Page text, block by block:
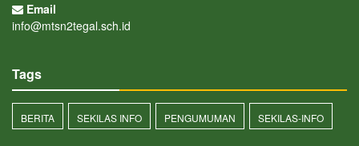
Email
info@mtsn2tegal.sch.id
Tags
BERITA SEKILAS INFO PENGUMUMAN SEKILAS-INFO